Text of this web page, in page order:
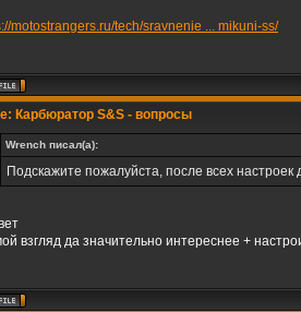
motostrangers.ru/tech/sravnenie ... mikuni-ss/
Карбюратор S&S - вопросы
Wrench писал(а):
Подскажите пожалуйста, после всех
взгляд да значительно интереснее +